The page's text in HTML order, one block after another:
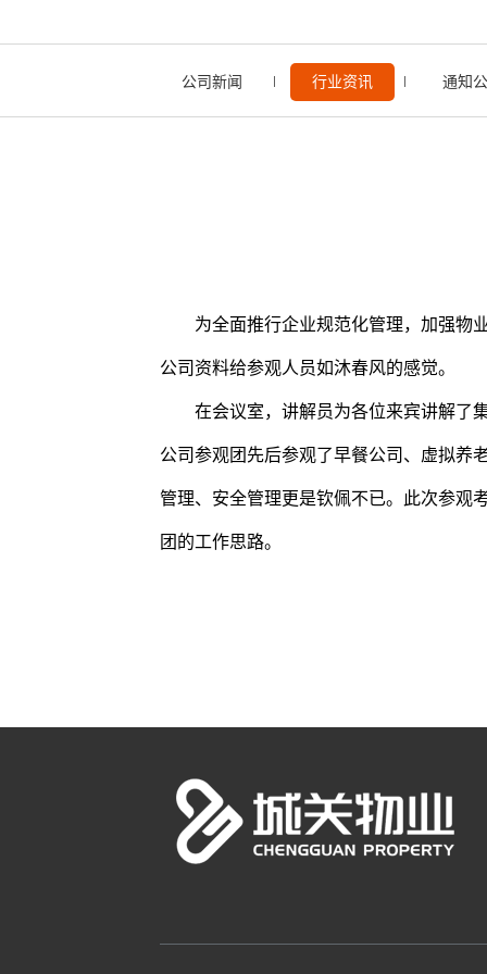
公司新闻 行业资讯 通知
为全面推行企业规范化管理，加强物
公司资料给参观人员如沐春风的感觉。
在会议室，讲解员为各位来宾讲解了
公司参观团先后参观了早餐公司、虚拟养
管理、安全管理更是钦佩不已。此次参观
团的工作思路。